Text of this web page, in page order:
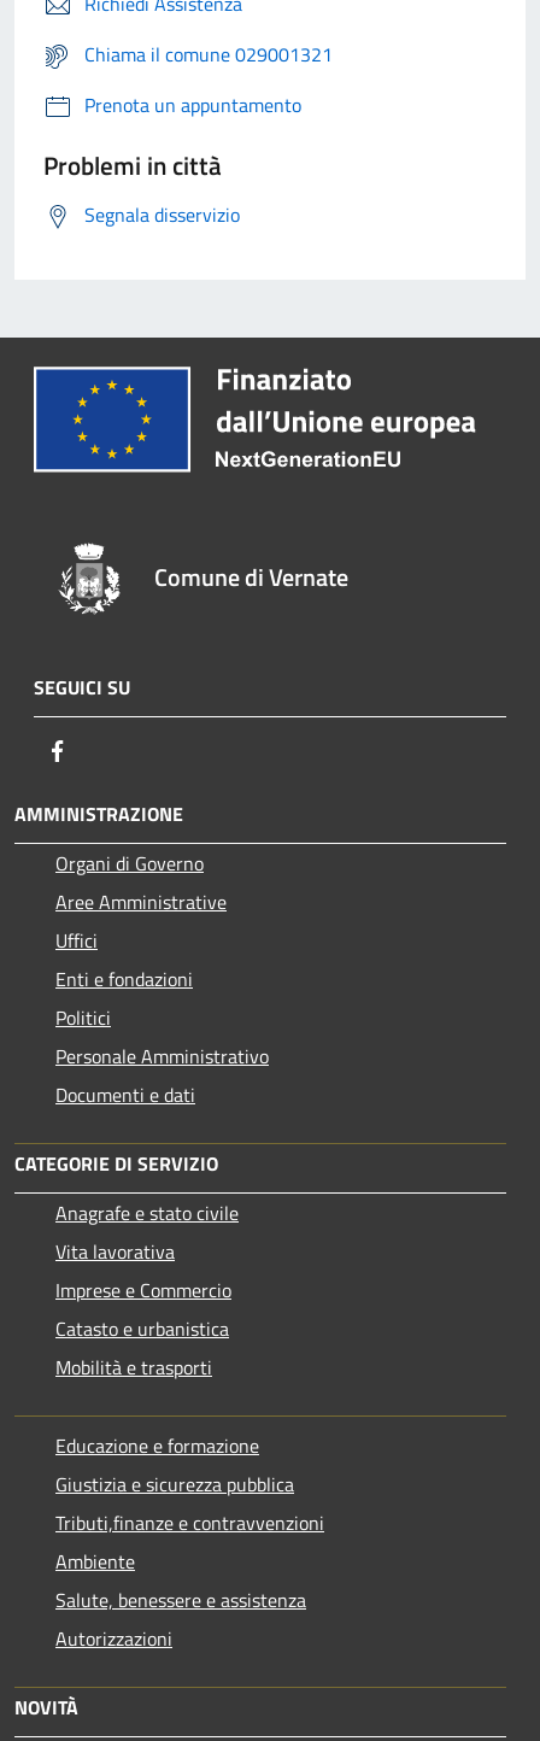
Chiama il comune 029001321
Prenota un appuntamento
Problemi in città
Segnala disservizio
Comune di Vernate
SEGUICI SU
AMMINISTRAZIONE
Organi di Governo
Aree Amministrative
Uffici
Enti e fondazioni
Politici
Personale Amministrativo
Documenti e dati
CATEGORIE DI SERVIZIO
Anagrafe e stato civile
Vita lavorativa
Imprese e Commercio
Catasto e urbanistica
Mobilità e trasporti
Educazione e formazione
Giustizia e sicurezza pubblica
Tributi,finanze e contravvenzioni
Ambiente
Salute, benessere e assistenza
Autorizzazioni
NOVITÀ